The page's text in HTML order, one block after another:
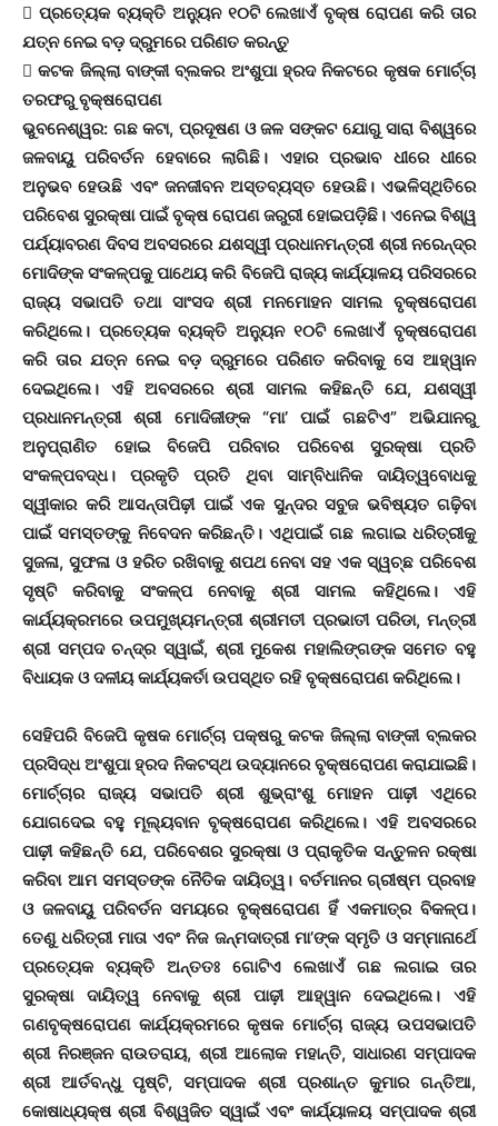
 ପ୍ରତ୍ୟେକ ବ୍ୟକ୍ତି ଅନ୍ୟୁନ ୧୦ଟି ଲେଖାଏଁ ବୃକ୍ଷ ରୋପଣ କରି ତାର
ଯତ୍ନ ନେଇ ବଡ଼ ଦ୍ରୁମରେ ପରିଣତ କରନ୍ତୁ
 କଟକ ଜିଲ୍ଲା ବାଙ୍କୀ ବ୍ଲକର ଅଂଶୁପା ହ୍ରଦ ନିକଟରେ କୃଷକ ମୋର୍ଚ୍ଚା
ତରଫରୁ ବୃକ୍ଷରୋପଣ
ଭୁବନେଶ୍ୱର: ଗଛ କଟା, ପ୍ରଦୂଷଣ ଓ ଜଳ ସଙ୍କଟ ଯୋଗୁ ସାରା ବିଶ୍ୱରେ
ଜଳବାୟୁ ପରିବର୍ତନ ହେବାରେ ଲାଗିଛି। ଏହାର ପ୍ରଭାବ ଧୀରେ ଧୀରେ
ଅନୁଭବ ହେଉଛି ଏବଂ ଜନଜୀବନ ଅସ୍ତବ୍ୟସ୍ତ ହେଉଛି। ଏଭଳିସ୍ଥିତିରେ
ପରିବେଶ ସୁରକ୍ଷା ପାଇଁ ବୃକ୍ଷ ରୋପଣ ଜରୁରୀ ହୋଇପଡ଼ିଛି। ଏନେଇ ବିଶ୍ୱ
ପର୍ଯ୍ୟାବରଣ ଦିବସ ଅବସରରେ ଯଶସ୍ୱୀ ପ୍ରଧାନମନ୍ତ୍ରୀ ଶ୍ରୀ ନରେନ୍ଦ୍ର
ମୋଦିଙ୍କ ସଂକଳ୍ପକୁ ପାଥେୟ କରି ବିଜେପି ରାଜ୍ୟ କାର୍ଯ୍ୟାଳୟ ପରିସରରେ
ରାଜ୍ୟ ସଭାପତି ତଥା ସାଂସଦ ଶ୍ରୀ ମନମୋହନ ସାମଲ ବୃକ୍ଷରୋପଣ
କରିଥିଲେ। ପ୍ରତ୍ୟେକ ବ୍ୟକ୍ତି ଅନ୍ୟୁନ ୧୦ଟି ଲେଖାଏଁ ବୃକ୍ଷରୋପଣ
କରି ତାର ଯତ୍ନ ନେଇ ବଡ଼ ଦ୍ରୁମରେ ପରିଣତ କରିବାକୁ ସେ ଆହ୍ୱାନ
ଦେଇଥିଲେ। ଏହି ଅବସରରେ ଶ୍ରୀ ସାମଲ କହିଛନ୍ତି ଯେ, ଯଶସ୍ୱୀ
ପ୍ରଧାନମନ୍ତ୍ରୀ ଶ୍ରୀ ମୋଦିଜୀଙ୍କ “ମା’ ପାଇଁ ଗଛଟିଏ” ଅଭିଯାନରୁ
ଅନୁପ୍ରାଣିତ ହୋଇ ବିଜେପି ପରିବାର ପରିବେଶ ସୁରକ୍ଷା ପ୍ରତି
ସଂକଳ୍ପବଦ୍ଧ। ପ୍ରକୃତି ପ୍ରତି ଥିବା ସାମ୍ବିଧାନିକ ଦାୟିତ୍ୱବୋଧକୁ
ସ୍ୱୀକାର କରି ଆସନ୍ତାପିଢ଼ୀ ପାଇଁ ଏକ ସୁନ୍ଦର ସବୁଜ ଭବିଷ୍ୟତ ଗଢ଼ିବା
ପାଇଁ ସମସ୍ତଙ୍କୁ ନିବେଦନ କରିଛନ୍ତି। ଏଥିପାଇଁ ଗଛ ଲଗାଇ ଧରିତ୍ରୀକୁ
ସୁଜଳା, ସୁଫଳା ଓ ହରିତ ରଖିବାକୁ ଶପଥ ନେବା ସହ ଏକ ସ୍ୱଚ୍ଛ ପରିବେଶ
ସୃଷ୍ଟି କରିବାକୁ ସଂକଳ୍ପ ନେବାକୁ ଶ୍ରୀ ସାମଲ କହିଥିଲେ। ଏହି
କାର୍ଯ୍ୟକ୍ରମରେ ଉପମୁଖ୍ୟମନ୍ତ୍ରୀ ଶ୍ରୀମତୀ ପ୍ରଭାତୀ ପରିଡା, ମନ୍ତ୍ରୀ
ଶ୍ରୀ ସମ୍ପଦ ଚନ୍ଦ୍ର ସ୍ୱାଇଁ, ଶ୍ରୀ ମୁକେଶ ମହାଲିଙ୍ଗଙ୍କ ସମେତ ବହୁ
ବିଧାୟକ ଓ ଦଳୀୟ କାର୍ଯ୍ୟକର୍ତା ଉପସ୍ଥିତ ରହି ବୃକ୍ଷରୋପଣ କରିଥିଲେ।
ସେହିପରି ବିଜେପି କୃଷକ ମୋର୍ଚ୍ଚା ପକ୍ଷରୁ କଟକ ଜିଲ୍ଲା ବାଙ୍କୀ ବ୍ଲକର
ପ୍ରସିଦ୍ଧ ଅଂଶୁପା ହ୍ରଦ ନିକଟସ୍ଥ ଉଦ୍ୟାନରେ ବୃକ୍ଷରୋପଣ କରାଯାଇଛି।
ମୋର୍ଚ୍ଚାର ରାଜ୍ୟ ସଭାପତି ଶ୍ରୀ ଶୁଭ୍ରାଂଶୁ ମୋହନ ପାଢ଼ୀ ଏଥିରେ
ଯୋଗଦେଇ ବହୁ ମୂଲ୍ୟବାନ ବୃକ୍ଷରୋପଣ କରିଥିଲେ। ଏହି ଅବସରରେ
ପାଢ଼ୀ କହିଛନ୍ତି ଯେ, ପରିବେଶର ସୁରକ୍ଷା ଓ ପ୍ରାକୃତିକ ସନ୍ତୁଳନ ରକ୍ଷା
କରିବା ଆମ ସମସ୍ତଙ୍କ ନୈତିକ ଦାୟିତ୍ୱ। ବର୍ତମାନର ଗ୍ରୀଷ୍ମ ପ୍ରବାହ
ଓ ଜଳବାୟୁ ପରିବର୍ତନ ସମୟରେ ବୃକ୍ଷରୋପଣ ହିଁ ଏକମାତ୍ର ବିକଳ୍ପ।
ତେଣୁ ଧରିତ୍ରୀ ମାତା ଏବଂ ନିଜ ଜନ୍ମଦାତ୍ରୀ ମା’ଙ୍କ ସ୍ମୃତି ଓ ସମ୍ମାନାର୍ଥେ
ପ୍ରତ୍ୟେକ ବ୍ୟକ୍ତି ଅନ୍ତତଃ ଗୋଟିଏ ଲେଖାଏଁ ଗଛ ଲଗାଇ ତାର
ସୁରକ୍ଷା ଦାୟିତ୍ୱ ନେବାକୁ ଶ୍ରୀ ପାଢ଼ୀ ଆହ୍ୱାନ ଦେଇଥିଲେ। ଏହି
ଗଣବୃକ୍ଷରୋପଣ କାର୍ଯ୍ୟକ୍ରମରେ କୃଷକ ମୋର୍ଚ୍ଚା ରାଜ୍ୟ ଉପସଭାପତି
ଶ୍ରୀ ନିରଞ୍ଜନ ରାଉତରାୟ, ଶ୍ରୀ ଆଲୋକ ମହାନ୍ତି, ସାଧାରଣ ସମ୍ପାଦକ
ଶ୍ରୀ ଆର୍ତବନ୍ଧୁ ପୃଷ୍ଟି, ସମ୍ପାଦକ ଶ୍ରୀ ପ୍ରଶାନ୍ତ କୁମାର ଗନ୍ତିଆ,
କୋଷାଧ୍ୟକ୍ଷ ଶ୍ରୀ ବିଶ୍ୱଜିତ ସ୍ୱାଇଁ ଏବଂ କାର୍ଯ୍ୟାଳୟ ସମ୍ପାଦକ ଶ୍ରୀ